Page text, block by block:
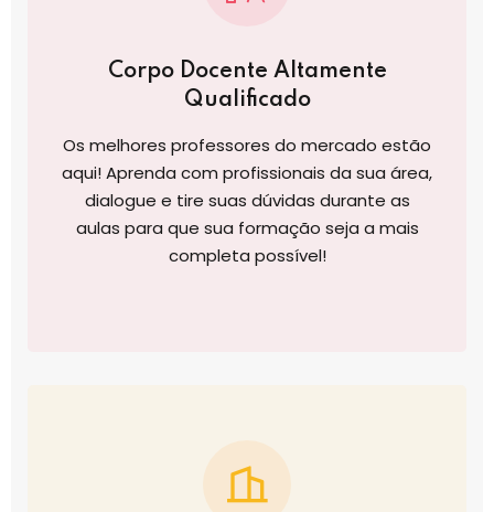
Corpo Docente Altamente
Qualificado
Os melhores professores do mercado estão
aqui! Aprenda com profissionais da sua área,
dialogue e tire suas dúvidas durante as
aulas para que sua formação seja a mais
completa possível!